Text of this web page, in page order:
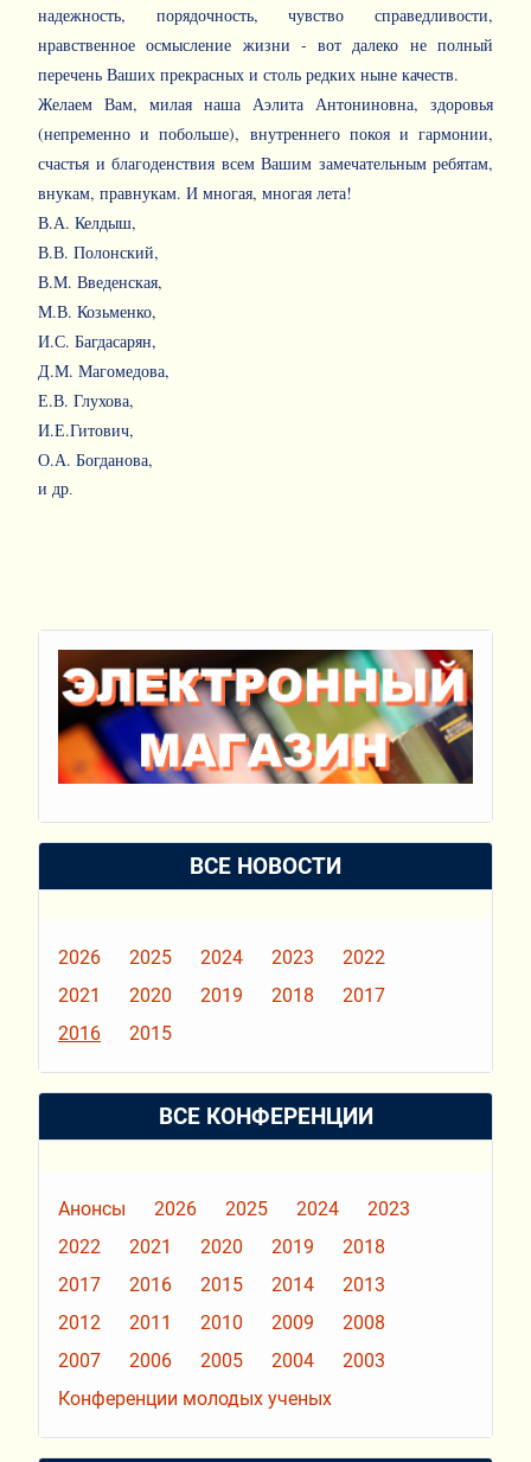
надежность, порядочность, чувство справедливости,
нравственное осмысление жизни - вот далеко не полный
перечень Ваших прекрасных и столь редких ныне качеств.
Желаем Вам, милая наша Аэлита Антониновна, здоровья
(непременно и побольше), внутреннего покоя и гармонии,
счастья и благоденствия всем Вашим замечательным ребятам,
внукам, правнукам. И многая, многая лета!
В.А. Келдыш,
В.В. Полонский,
В.М. Введенская,
М.В. Козьменко,
И.С. Багдасарян,
Д.М. Магомедова,
Е.В. Глухова,
И.Е.Гитович,
О.А. Богданова,
и др.
ВСЕ НОВОСТИ
2026 2025 2024 2023
2022
2021
2020 2019 2018
2017
2016
2015
ВСЕ КОНФЕРЕНЦИИ
Анонсы 2026 2025 2024
2023
2022
2021 2020 2019
2018
2017
2016 2015 2014
2013
2012
2011 2010 2009
2008
2007
2006 2005 2004
2003
Конференции молодых ученых